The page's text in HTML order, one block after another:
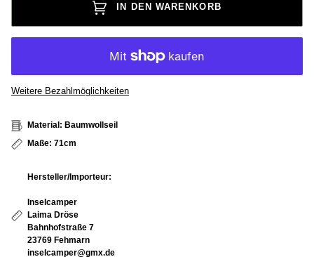
IN DEN WARENKORB
Weitere Bezahlmöglichkeiten
Material: Baumwollseil
Maße: 71cm
Hersteller/Importeur:
Inselcamper
Laima Dröse
Bahnhofstraße 7
23769 Fehmarn
inselcamper@gmx.de